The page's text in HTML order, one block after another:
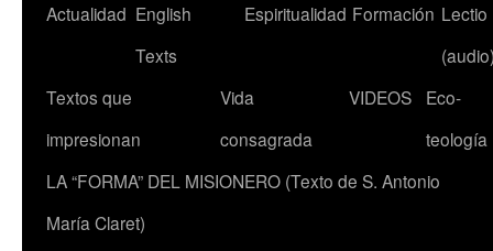
Actualidad English
Texts
Espiritualidad Formación Lectio
Textos que
impresionan
Vida
consagrada
VIDEOS
Eco-
teología
LA “FORMA” DEL MISIONERO (Texto de S. Antonio
María Claret)